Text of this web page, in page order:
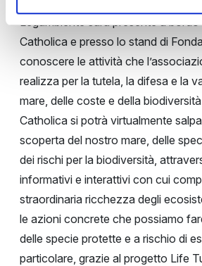
Legambiente sarà presente a
Catholica e presso lo stand di
conoscere le attività che
realizza per la tutela, la difesa e la
mare, delle coste e della
Catholica si potrà virtualmente
scoperta del nostro mare, delle
dei rischi per la biodiversità,
informativi e interattivi con cui
straordinaria ricchezza degli
le azioni concrete che possiamo
delle specie protette e a rischio di
particolare, grazie al progetto Life